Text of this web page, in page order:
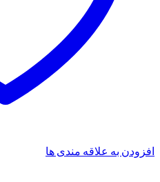
افزودن به علاقه مندی ها